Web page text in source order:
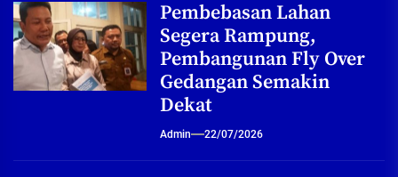
Pembebasan Lahan
Segera Rampung,
Pembangunan Fly Over
Gedangan Semakin
Dekat
Admin 22/07/2026